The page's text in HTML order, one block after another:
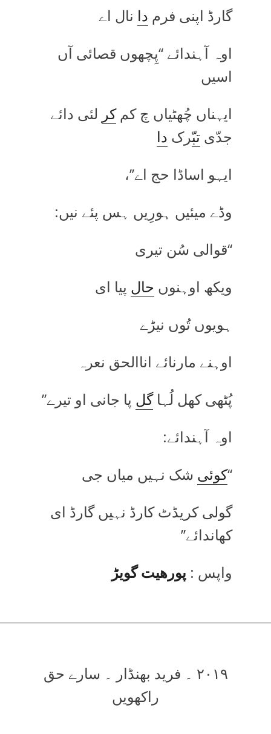
گارڈ اپنی فرم دا نال اے
اوہ آہندائے ‘‘پِچھوں قصائی آں
اسیں
ایہناں چُھٹیاں چ کمکر لئی دائے
جدّی تبّرک دا
ایہو اساڈا حج اے’’،
وڈے میئیں ہورِیں ہس پئے نیں:
‘‘قوالی سُن تیری
ویکھ اوہنوں حال پیا ای
ہویوں تُوں نیڑے
اوہنے مارنائے اناالحق نعرہ
پُٹھی کھل لُہاگل پا جانی او تیرے’’
اوہ آہندائے:
‘‘کوئی شک نہیں میاں جی
گولی کریڈٹ کارڈ نہیں گارڈ ای
کھاندائے’’
واپس : پورھیت گویڑ
۲۰۱۹ ۔ فرید بھنڈار ۔ سارے حق
راکھویں